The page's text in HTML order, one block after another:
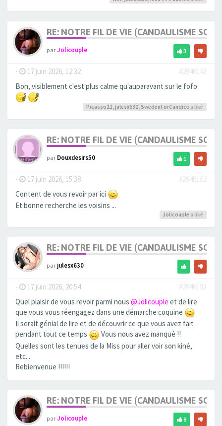
RE: NOTRE FIL DE VIE (CANDAULISME
parJolicouple 3
- 17 juin 2026, 12:32
#2946143
Bon, visiblement c'est plus calme qu'auparavant sur le fofo
Picasso21 julesx630 SwedenForCandice a liké
RE: NOTRE FIL DE VIE (CANDAULISME
parDouxdesirs50 1
- 17 juin 2026, 15:38
#2946162
Content de vous revoir par ici
Et bonne recherche les voisins ...
Jolicouple a liké
RE: NOTRE FIL DE VIE (CANDAULISME
parjulesx630
- 17 juin 2026, 20:54
#2946193
Quel plaisir de vous revoir parmi nous @Jolicouple et de lire
que vous vous réengagez dans une démarche coquine
Il serait génial de lire et de découvrir ce que vous avez fait
pendant tout ce temps
Vous nous avez manqué !!
Quelles sont les tenues de la Miss pour aller voir son kiné,
etc...
Rebienvenue !!!!!!
RE: NOTRE FIL DE VIE (CANDAULISME
parJolicouple 8